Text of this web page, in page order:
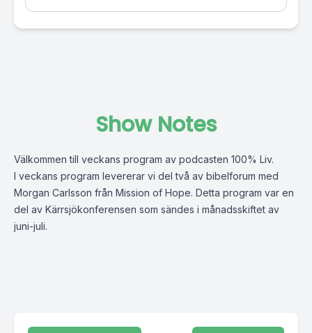
Show Notes
Välkommen till veckans program av podcasten 100% Liv.
I veckans program levererar vi del två av bibelforum med
Morgan Carlsson från Mission of Hope. Detta program var en
del av Kärrsjökonferensen som sändes i månadsskiftet av
juni-juli.